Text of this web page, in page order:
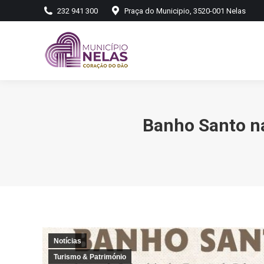
232 941 300 Praça do Municipio, 3520-001 Nelas
Banho Santo
Notícias
Turismo & Património